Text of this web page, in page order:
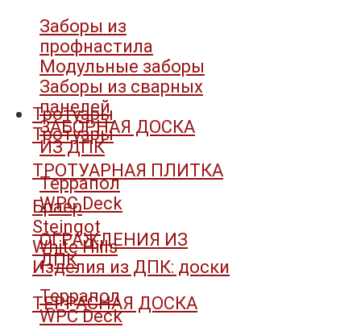
Заборы из
профнастила
Модульные заборы
Заборы из сварных
панелей
ЗАБОРНАЯ ДОСКА
ИЗ ДПК
Террапол
WPC Deck
ОГРАЖДЕНИЯ ИЗ
ДПК
Террапол
WPC Deck
Тротуары
Тротуары
ТРОТУАРНАЯ ПЛИТКА
Браер
Steingot
White Hills
Изделия из ДПК: доски
ТЕРРАСНАЯ ДОСКА